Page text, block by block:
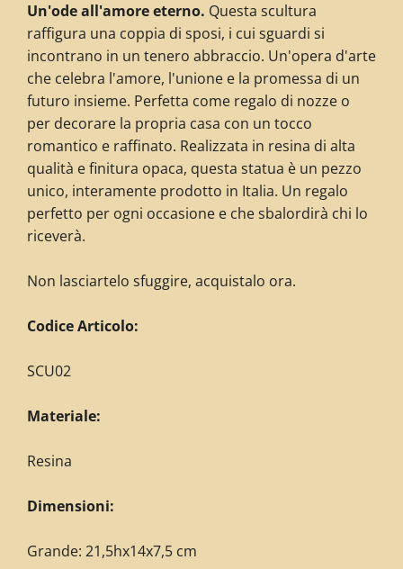
Un'ode all'amore eterno. Questa scultura
raffigura una coppia di sposi, i cui sguardi si
incontrano in un tenero abbraccio. Un'opera d'arte
che celebra l'amore, l'unione e la promessa di un
futuro insieme. Perfetta come regalo di nozze o
per decorare la propria casa con un tocco
romantico e raffinato. Realizzata in resina di alta
qualità e finitura opaca, questa statua è un pezzo
unico, interamente prodotto in Italia. Un regalo
perfetto per ogni occasione e che sbalordirà chi lo
riceverà.
Non lasciartelo sfuggire, acquistalo ora.
Codice Articolo:
SCU02
Materiale:
Resina
Dimensioni:
Grande: 21,5hx14x7,5 cm